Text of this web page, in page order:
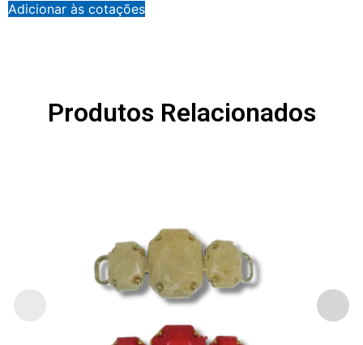
Adicionar às cotações
Produtos Relacionados